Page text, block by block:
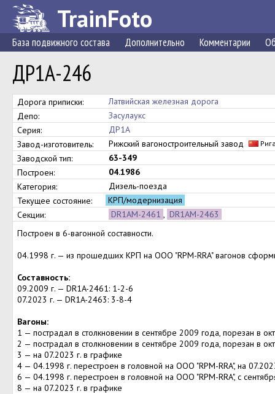
TrainFoto
База подвижного состава Дополнительно Комментарии
ДР1А-246
Дорога приписки:
Латвийская железная дорога
Депо:
Засулаукс
Серия:
ДР1А
Завод-изготовитель:
Рижский вагоностроительный завод
Заводской тип:
63-349
Построен:
04.1986
Категория:
Дизель-поезда
Текущее состояние:
КРП/модернизация
Секции:
DR1AM-2461 , DR1AM-2463
Построен в 6-вагонной составности.
04.1998 г. — из прошедших КРП на ООО "RPM-RRA" вагонов
Составность:
09.2009 г. — DR1A-2461: 1-2-6
07.2023 г. — DR1A-2463: 3-8-4
Вагоны:
1 — пострадал в столкновении в сентябре 2009 года, порезан в
2 — пострадал в столкновении в сентябре 2009 года, порезан в
3 — на 07.2023 г. в графике
4 — 04.1998 г. перестроен в головной на ООО "RPM-RRA", на
6 — 04.1998 г. перестроен в головной на ООО "RPM-RRA", с
8 — на 07.2023 г. в графике